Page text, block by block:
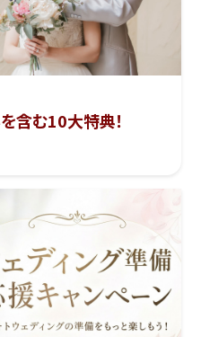
含む10大特典！